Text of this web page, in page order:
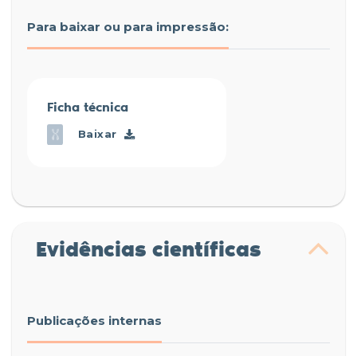
Para baixar ou para impressão:
Ficha técnica
Baixar
Evidências científicas
Publicações internas